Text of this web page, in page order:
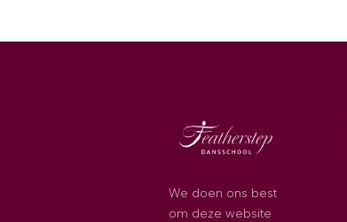
We doen ons best
om deze website